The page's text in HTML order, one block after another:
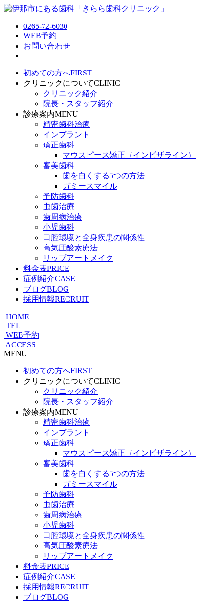
0265-72-6030
WEB予約
お問い合わせ
初めての方へFIRST
クリニックについてCLINIC
クリニック紹介
院長・スタッフ紹介
診療案内MENU
精密歯科治療
インプラント
矯正歯科
マウスピース矯正（インビザライン）
審美歯科
歯を白くする5つの方法
ガミースマイル
予防歯科
虫歯治療
歯周病治療
小児歯科
口腔環境と全身疾患の関係性
高気圧酸素療法
リップアートメイク
料金表PRICE
症例紹介CASE
ブログBLOG
採用情報RECRUIT
HOME
TEL
WEB予約
ACCESS
MENU
初めての方へFIRST
クリニックについてCLINIC
クリニック紹介
院長・スタッフ紹介
診療案内MENU
精密歯科治療
インプラント
矯正歯科
マウスピース矯正（インビザライン）
審美歯科
歯を白くする5つの方法
ガミースマイル
予防歯科
虫歯治療
歯周病治療
小児歯科
口腔環境と全身疾患の関係性
高気圧酸素療法
リップアートメイク
料金表PRICE
症例紹介CASE
採用情報RECRUIT
ブログBLOG